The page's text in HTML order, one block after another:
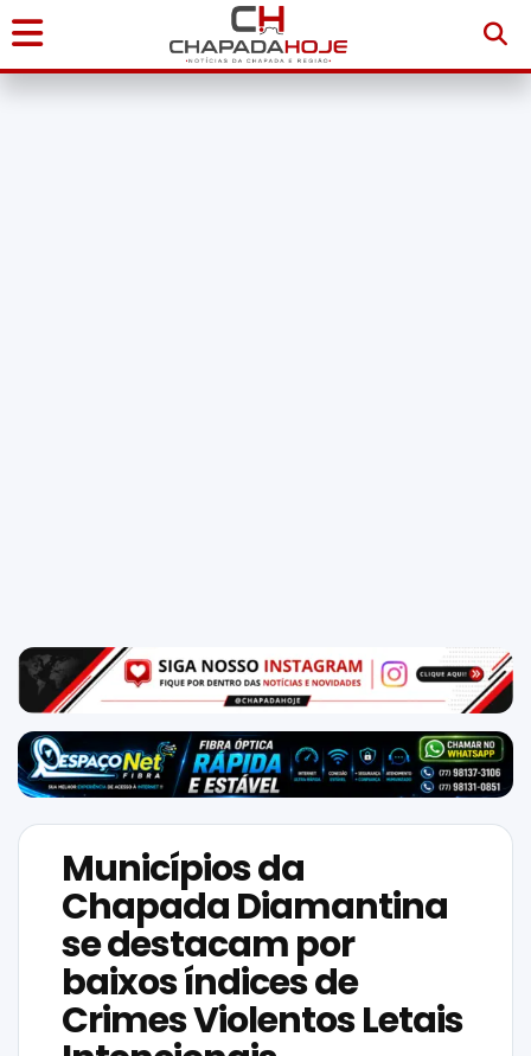
Início
NAS
NOSSAS
REDES
Municípios da
Chapada Diamantina
se destacam por
baixos índices de
Crimes Violentos Letais